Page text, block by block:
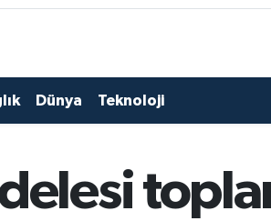
Dünya Teknoloji